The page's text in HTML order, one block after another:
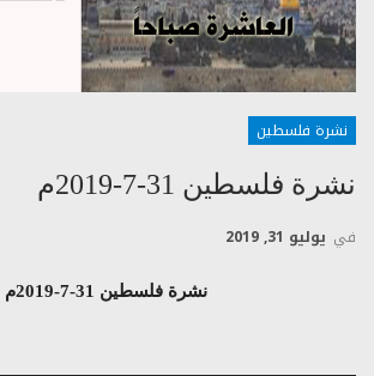
نشرة فلسطين
نشرة فلسطين 31-7-2019م
في يوليو 31, 2019
نشرة فلسطين 31-7-2019م